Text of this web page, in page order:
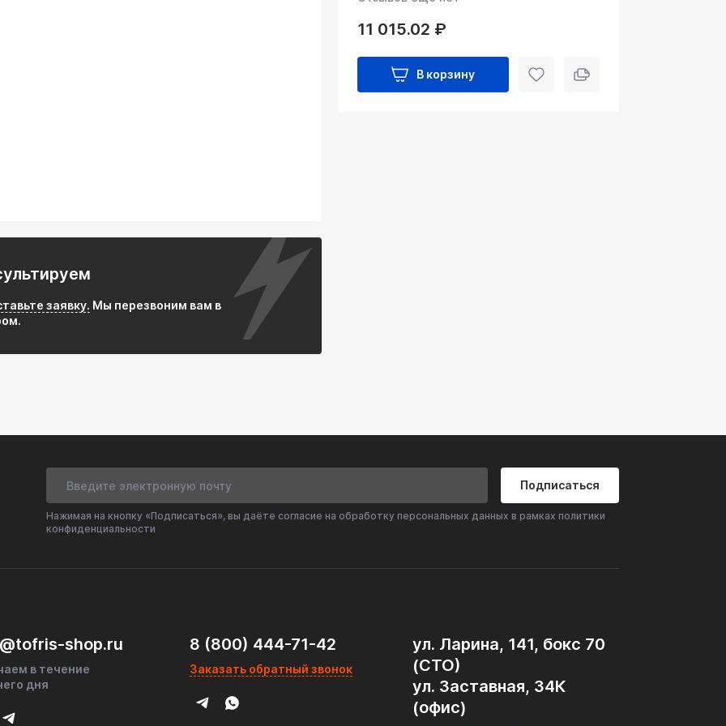
и механическим повреждениям.
температур или гидроудара.
Rh) для окисления CO/CH и восстановления
подходит для большинства легковых авто,
сталь
на бездорожье или при агрессивной езде.
выбросов «на холодную».
а не модели авто.
двигатель (в отличие от 600 cpsi).
катализатора.
заявку. Мы перезвоним вам в
11 015.02 ₽
В корзину
Подписаться
Нажимая на кнопку «Подписаться», вы даёте согласие на обработку персональных данных в рамках политики
конфиденциальности
shop.ru
в течение
дня
8 (800) 444-71-42
Заказать обратный звонок
ул. Ларина, 141, бокс 70
(СТО)
ул. Заставная, 34К
(офис)